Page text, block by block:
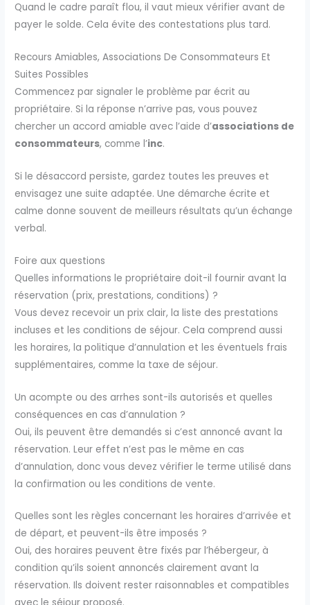
Quand le cadre paraît flou, il vaut mieux vérifier avant de
payer le solde. Cela évite des contestations plus tard.
Recours Amiables, Associations De Consommateurs Et
Suites Possibles
Commencez par signaler le problème par écrit au
propriétaire. Si la réponse n’arrive pas, vous pouvez
chercher un accord amiable avec l’aide d’associations de
consommateurs, comme l’inc.
Si le désaccord persiste, gardez toutes les preuves et
envisagez une suite adaptée. Une démarche écrite et
calme donne souvent de meilleurs résultats qu’un échange
verbal.
Foire aux questions
Quelles informations le propriétaire doit-il fournir avant la
réservation (prix, prestations, conditions) ?
Vous devez recevoir un prix clair, la liste des prestations
incluses et les conditions de séjour. Cela comprend aussi
les horaires, la politique d’annulation et les éventuels frais
supplémentaires, comme la taxe de séjour.
Un acompte ou des arrhes sont-ils autorisés et quelles
conséquences en cas d’annulation ?
Oui, ils peuvent être demandés si c’est annoncé avant la
réservation. Leur effet n’est pas le même en cas
d’annulation, donc vous devez vérifier le terme utilisé dans
la confirmation ou les conditions de vente.
Quelles sont les règles concernant les horaires d’arrivée et
de départ, et peuvent-ils être imposés ?
Oui, des horaires peuvent être fixés par l’hébergeur, à
condition qu’ils soient annoncés clairement avant la
réservation. Ils doivent rester raisonnables et compatibles